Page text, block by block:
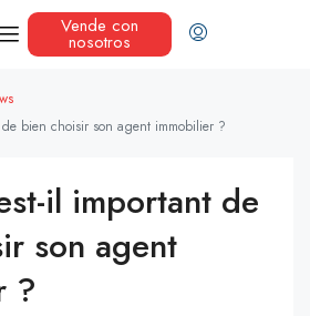
Vende con
nosotros
bien choisir son agent immobilier ?
il important de
son agent
?